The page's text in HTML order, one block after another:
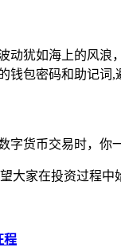
犹如海上的风
包密码和助记词,
货币交易时，你
家在投资过程
程